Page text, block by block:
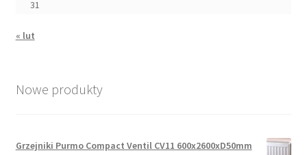
31
« lut
Nowe produkty
Grzejniki Purmo Compact Ventil CV11 600x2600xD50mm